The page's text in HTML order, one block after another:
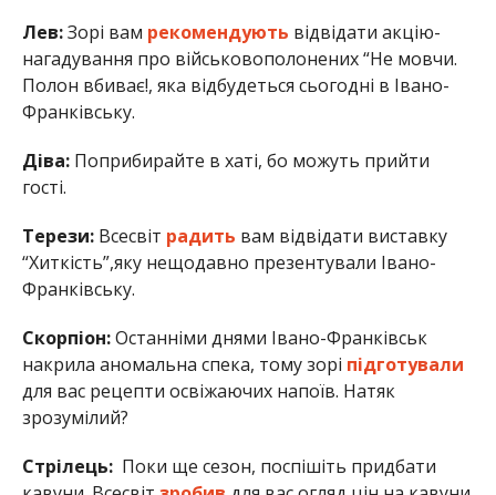
Лев:Зорі вам рекомендують відвідати акцію-
нагадування про військовополонених “Не мовчи.
Полон вбиває!, яка відбудеться сьогодні в Івано-
Франківську.
Діва:Поприбирайте в хаті, бо можуть прийти
гості.
Терези:Всесвіт радить вам відвідати виставку
“Хиткість”,яку нещодавно презентували Івано-
Франківську.
Скорпіон:Останніми днями Івано-Франківськ
накрила аномальна спека, тому зорі підготували
для вас рецепти освіжаючих напоїв. Натяк
зрозумілий?
Стрілець:Поки ще сезон, поспішіть придбати